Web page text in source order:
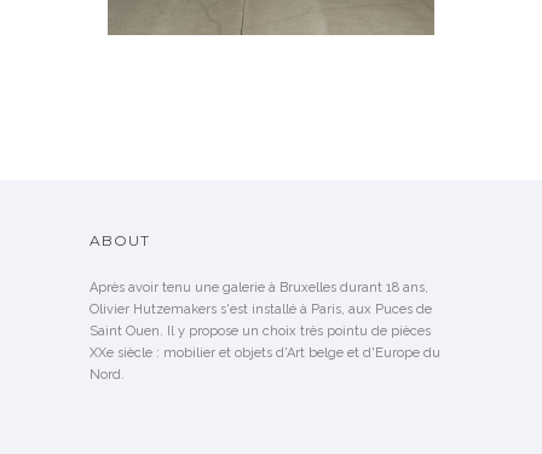
ABOUT
Après avoir tenu une galerie à Bruxelles durant 18 ans,
Olivier Hutzemakers s'est installé à Paris, aux Puces de
Saint Ouen. Il y propose un choix très pointu de pièces
XXe siècle : mobilier et objets d'Art belge et d'Europe du
Nord.